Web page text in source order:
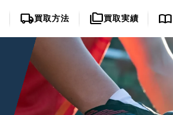
local_shipping買取方法 folder_copy買取実績 import_contacts